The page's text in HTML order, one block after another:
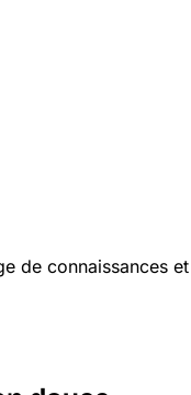
connaissances